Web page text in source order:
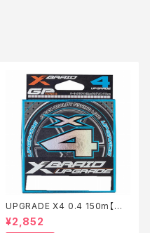
UPGRADE X4 0.4 150m【特
価仕掛】【20】
¥2,852